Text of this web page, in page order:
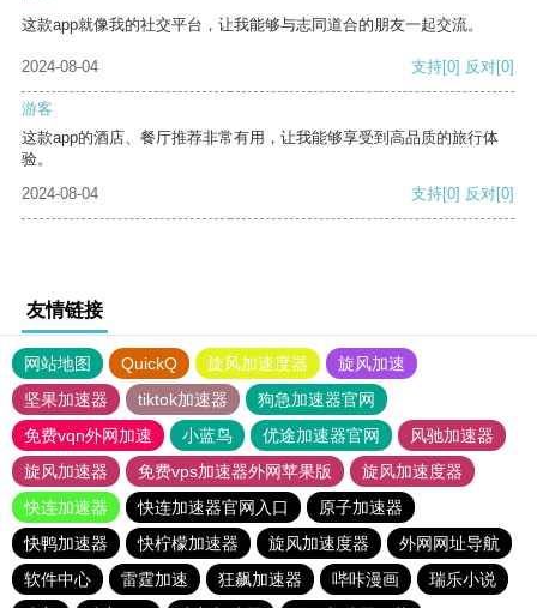
这款app就像我的社交平台，让我能够与志同道合的朋友一起交流。
2024-08-04 支持[0] 反对[0]
游客
这款app的酒店、餐厅推荐非常有用，让我能够享受到高品质的旅行体
验。
2024-08-04
支持[0] 反对[0]
友情链接
网站地图 QuickQ 旋风加速度器
旋风加速
坚果加速器
tiktok加速器
狗急加速器官网
免费vqn外网加速
小蓝鸟 优途加速器官网
风驰加速器
旋风加速器
免费vps加速器外网苹果版
旋风加速度器
快连加速器
快连加速器官网入口
原子加速器
快鸭加速器
快柠檬加速器 旋风加速度器
外网网址导航
软件中心
雷霆加速 狂飙加速器 哔咔漫画
瑞乐小说